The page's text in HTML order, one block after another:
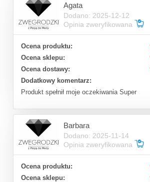
Agata
Dodano: 2025-12-12
Opinia zweryfikowana
Ocena produktu:
Ocena sklepu:
Ocena dostawy:
Dodatkowy komentarz:
Produkt spełnił moje oczekiwania Super
Barbara
Dodano: 2025-11-14
Opinia zweryfikowana
Ocena produktu:
Ocena sklepu: